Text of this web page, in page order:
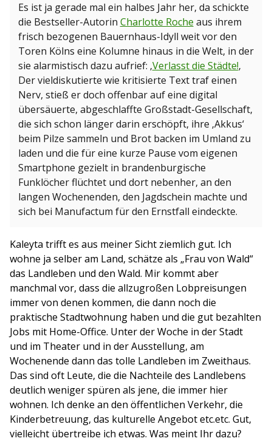
Es ist ja gerade mal ein halbes Jahr her, da schickte
die Bestseller-Autorin Charlotte Roche aus ihrem
frisch bezogenen Bauernhaus-Idyll weit vor den
Toren Kölns eine Kolumne hinaus in die Welt, in der
sie alarmistisch dazu aufrief: ‚Verlasst die Städte!‚
Der vieldiskutierte wie kritisierte Text traf einen
Nerv, stieß er doch offenbar auf eine digital
übersäuerte, abgeschlaffte Großstadt-Gesellschaft,
die sich schon länger darin erschöpft, ihre ‚Akkus‘
beim Pilze sammeln und Brot backen im Umland zu
laden und die für eine kurze Pause vom eigenen
Smartphone gezielt in brandenburgische
Funklöcher flüchtet und dort nebenher, an den
langen Wochenenden, den Jagdschein machte und
sich bei Manufactum für den Ernstfall eindeckte.
Kaleyta trifft es aus meiner Sicht ziemlich gut. Ich
wohne ja selber am Land, schätze als „Frau von Wald“
das Landleben und den Wald. Mir kommt aber
manchmal vor, dass die allzugroßen Lobpreisungen
immer von denen kommen, die dann noch die
praktische Stadtwohnung haben und die gut bezahlten
Jobs mit Home-Office. Unter der Woche in der Stadt
und im Theater und in der Ausstellung, am
Wochenende dann das tolle Landleben im Zweithaus.
Das sind oft Leute, die die Nachteile des Landlebens
deutlich weniger spüren als jene, die immer hier
wohnen. Ich denke an den öffentlichen Verkehr, die
Kinderbetreuung, das kulturelle Angebot etc.etc. Gut,
vielleicht übertreibe ich etwas. Was meint Ihr dazu?